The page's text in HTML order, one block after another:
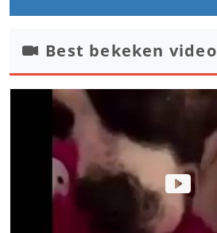
Best bekeken video